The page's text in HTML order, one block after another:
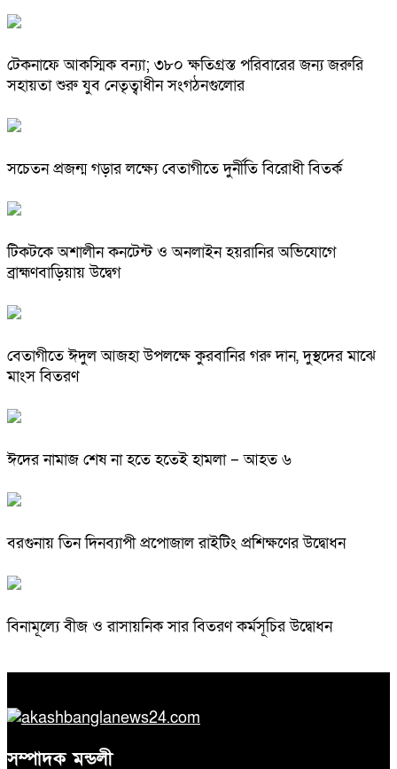
টেকনাফে আকস্মিক বন্যা; ৩৮০ ক্ষতিগ্রস্ত পরিবারের জন্য জরুরি
সহায়তা শুরু যুব নেতৃত্বাধীন সংগঠনগুলোর
সচেতন প্রজন্ম গড়ার লক্ষ্যে বেতাগীতে দুর্নীতি বিরোধী বিতর্ক
টিকটকে অশালীন কনটেন্ট ও অনলাইন হয়রানির অভিযোগে
ব্রাহ্মণবাড়িয়ায় উদ্বেগ
বেতাগীতে ঈদুল আজহা উপলক্ষে কুরবানির গরু দান, দুস্থদের মাঝে
মাংস বিতরণ
ঈদের নামাজ শেষ না হতে হতেই হামলা – আহত ৬
বরগুনায় তিন দিনব্যাপী প্রপোজাল রাইটিং প্রশিক্ষণের উদ্বোধন
বিনামূল্যে বীজ ও রাসায়নিক সার বিতরণ কর্মসূচির উদ্বোধন
সম্পাদক মন্ডলী